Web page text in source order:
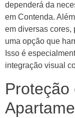
dependerá da
em Contenda.
em diversas cores,
uma opção que
Isso é
integração visual
Proteção